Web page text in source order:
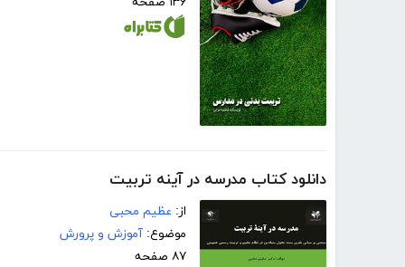
دانلود کتاب مدرسه در آینه تربیت
از: عظیم محبی
موضوع: آموزش و پرورش
۸۷ صفحه